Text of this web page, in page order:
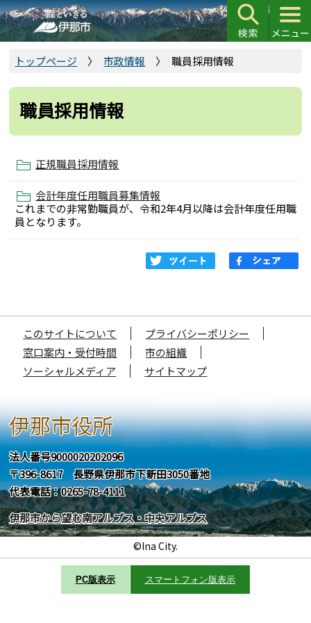
こ
の
ペ
の
頭
トップページ 市政情報 職員採用情報
職員採用情報
正規職員採用情報
会計年度任用職員募集情報
これまでの非常勤職員が、令和2年4月以降は会計年度任用職
員となります。
このサイトについて
プライバシーポリシー
窓口案内・受付時間
市の組織
ソーシャルメディア
サイトマップ
伊那市役所
法人番号9000020202096
〒396-8617 長野県伊那市下新田3050番地
代表電話：0265-78-4111
伊那市から望む南アルプス・中央アルプス
©Ina City.
PC版表示 スマートフォン版表示